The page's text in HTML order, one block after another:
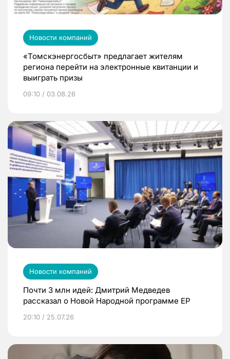
Новости компаний
«Томскэнергосбыт» предлагает жителям
региона перейти на электронные квитанции и
выиграть призы
09:10 / 03.08.26
Новости компаний
Почти 3 млн идей: Дмитрий Медведев
рассказал о Новой Народной программе ЕР
20:10 / 25.07.26